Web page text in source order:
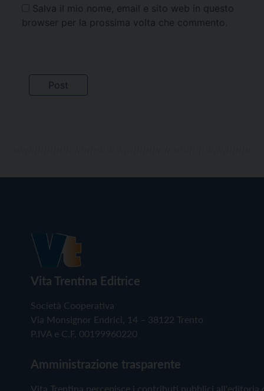
Salva il mio nome, email e sito web in questo
browser per la prossima volta che commento.
Vita Trentina Editrice
Società Cooperativa
Via Monsignor Endrici, 14 – 38122 Trento
P.IVA e C.F. 00199960220
Amministrazione trasparente
Vita Trentina percepisce i contributi pubblici all'editoria